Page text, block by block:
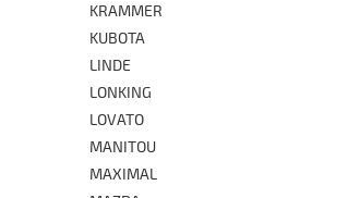
KRAMMER
KUBOTA
LINDE
LONKING
LOVATO
MANITOU
MAXIMAL